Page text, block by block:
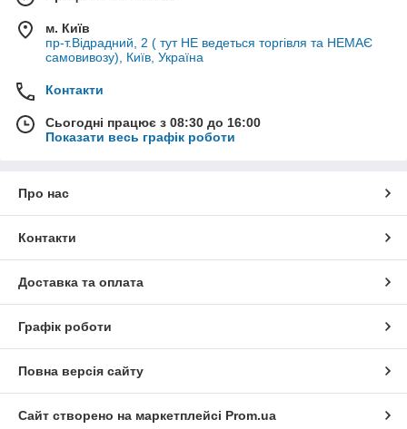
м. Київ
пр-т.Відрадний, 2 ( тут НЕ ведеться торгівля та НЕМАЄ
самовивозу), Київ, Україна
Контакти
Сьогодні працює з 08:30 до 16:00
Показати весь графік роботи
Про нас
Контакти
Доставка та оплата
Графік роботи
Повна версія сайту
Сайт створено на маркетплейсі Prom.ua